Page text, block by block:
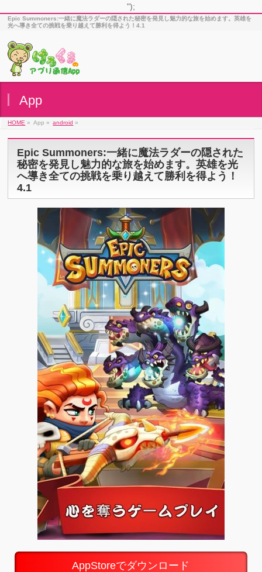
");
Epic Summoners:一緒に魔法ラダーの隠された秘密を発見し魅力的な旅を始めます。英雄を
光へ導き全ての挑戦を乗り越えて勝利を得よう！4.1
App
HOME » App » android »
Epic Summoners:一緒に魔法ラダーの隠された
秘密を発見し魅力的な旅を始めます。英雄を光
へ導き全ての挑戦を乗り越えて勝利を得よう！
4.1
AppStoreでダウンロード